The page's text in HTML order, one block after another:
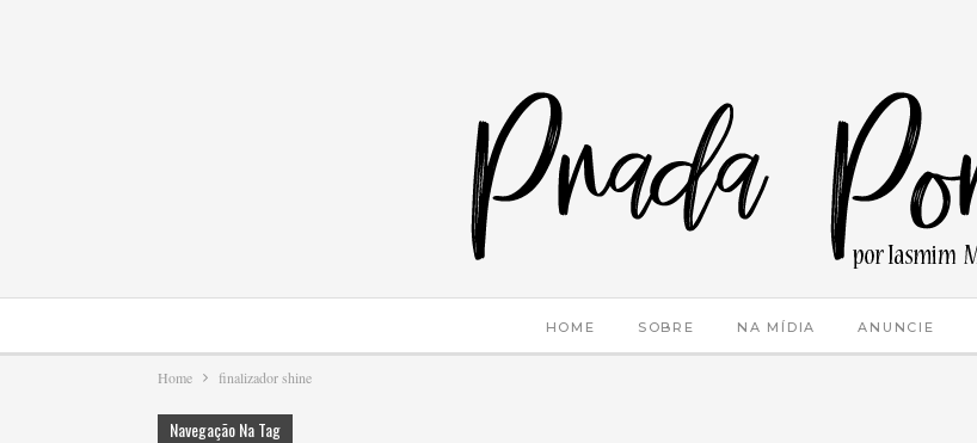
HOME SOBRE NA MÍDIA ANUNCIE
Home finalizador shine
Navegação Na Tag